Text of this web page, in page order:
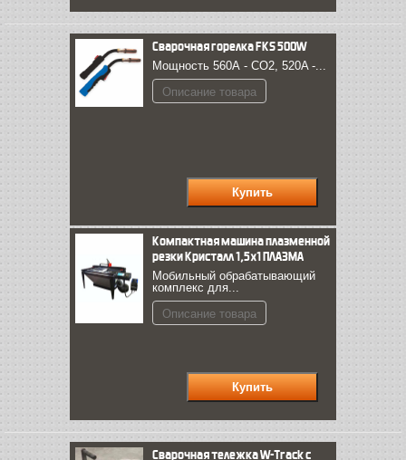
Сварочная горелка FКS 500W
Мощность 560А - CO2, 520A -...
Описание товара
Компактная машина плазменной
резки Кристалл 1,5х1 ПЛАЗМА
Мобильный обрабатывающий
комплекс для...
Описание товара
Сварочная тележка W-Track с